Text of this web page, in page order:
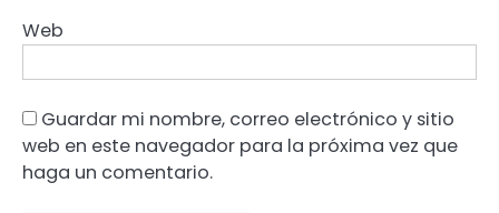
Web
Guardar mi nombre, correo electrónico y sitio
web en este navegador para la próxima vez que
haga un comentario.